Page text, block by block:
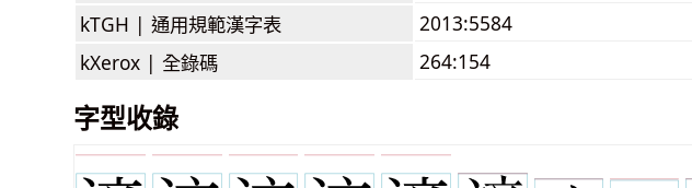
kTGH | 通用規範漢字表
2013:5584
kXerox | 全錄碼 264:154
字型收錄